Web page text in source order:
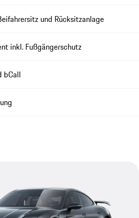
und Rücksitzanlage
inkl. Fußgängerschutz
bCall